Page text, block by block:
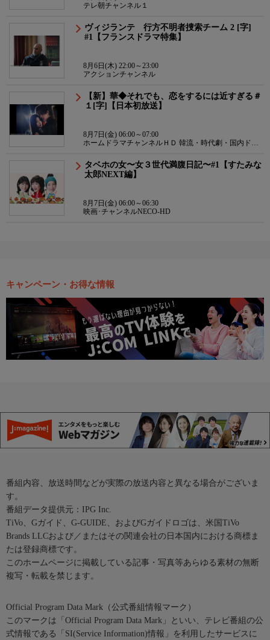
テレ朝チャンネル１
ヴィジランテ 行方不明者捜索チーム 2 [字]
#1【フランスドラマ特集】
8月6日(木) 22:00～23:00
アクションチャンネル
【新】華◆それでも、恋をするには近すぎる＃
１[字]【日本初放送】
8月7日(金) 06:00～07:00
ホームドラマチャンネルＨＤ 韓流・時代劇・国内ドラ
タベホの女〜女３世代満腹日記〜#1【すたみな
太郎NEXT編】
8月7日(金) 06:00～06:30
映画･チャンネルNECO-HD
キャンペーン・お得な情報
番組内容、放送時間などが実際の放送内容と異なる場合がございま
す。
番組データ提供元：IPG Inc.
TiVo、Gガイド、G-GUIDE、およびGガイドロゴは、米国TiVo
Brands LLCおよび／またはその関連会社の日本国内における商標ま
たは登録商標です。
このホームページに掲載している記事・写真等あらゆる素材の無断
複写・転載を禁じます。
Official Program Data Mark（公式番組情報マーク）
このマークは「Official Program Data Mark」といい、テレビ番組の公
式情報である「SI(Service Information)情報」を利用したサービスに